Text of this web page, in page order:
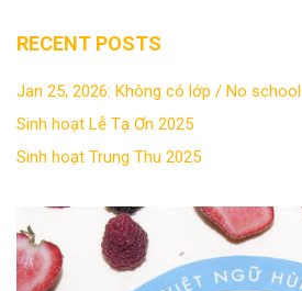
RECENT POSTS
Jan 25, 2026: Không có lớp / No school
Sinh hoạt Lễ Tạ Ơn 2025
Sinh hoạt Trung Thu 2025